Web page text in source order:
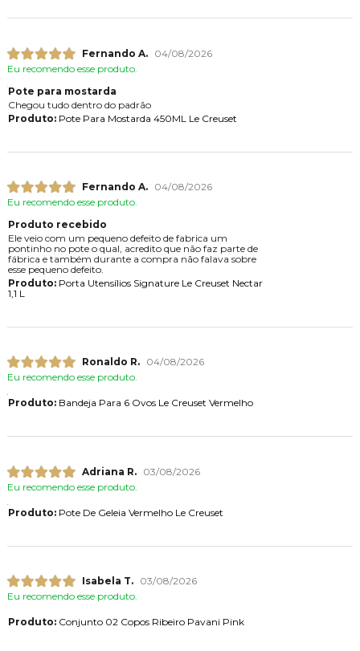
Fernando A.
04/08/2026
Eu recomendo esse produto.
Pote para mostarda
Chegou tudo dentro do padrão
Produto:Pote Para Mostarda 450ML Le Creuset
Fernando A.
04/08/2026
Eu recomendo esse produto.
Produto recebido
Ele veio com um pequeno defeito de fabrica um
pontinho no pote o qual, acredito que não faz parte de
fábrica e também durante a compra não falava sobre
esse pequeno defeito.
Produto:Porta Utensílios Signature Le Creuset Nectar
1,1 L
Ronaldo R.
04/08/2026
Eu recomendo esse produto.
Produto:Bandeja Para 6 Ovos Le Creuset Vermelho
Adriana R.
03/08/2026
Eu recomendo esse produto.
Produto:Pote De Geleia Vermelho Le Creuset
Isabela T.
03/08/2026
Eu recomendo esse produto.
Produto:Conjunto 02 Copos Ribeiro Pavani Pink